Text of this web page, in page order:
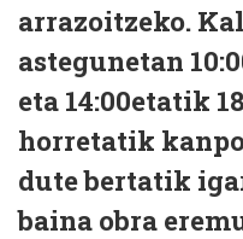
arrazoitzeko.
astegunetan
eta 14:00etatik
horretatik
dute bertatik
baina obra